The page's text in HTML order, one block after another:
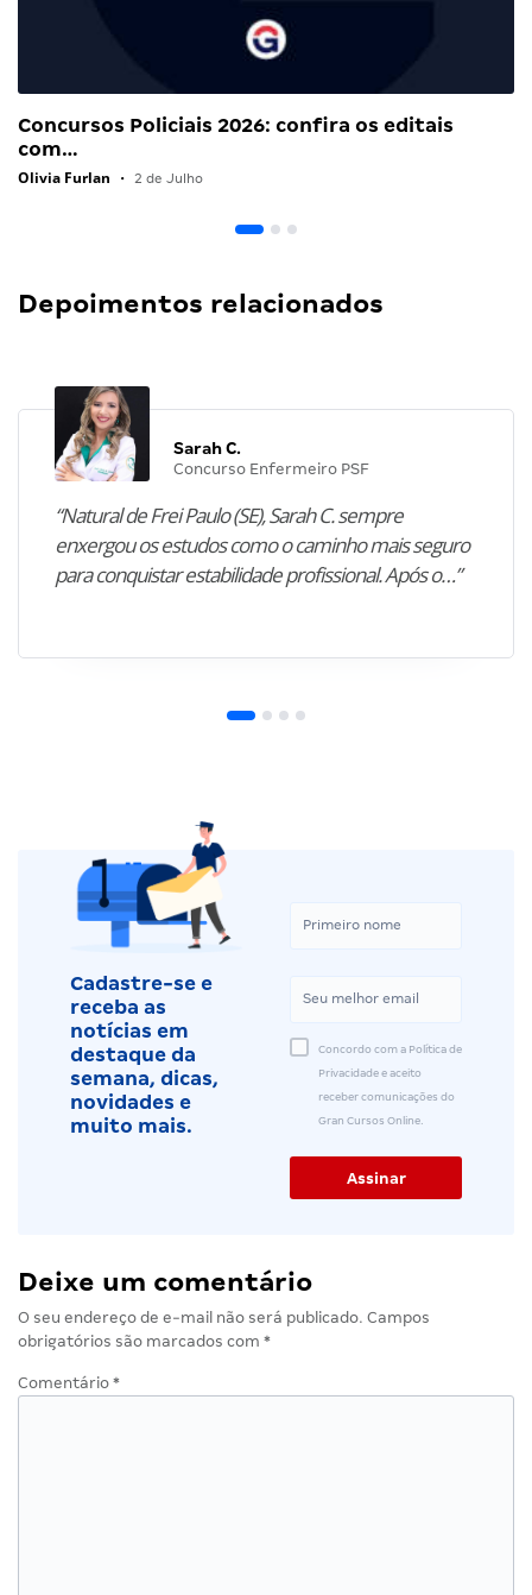
Concursos Policiais 2026: confira os editais
com…
Olivia Furlan • 2 de Julho
Depoimentos relacionados
Sarah C.
Concurso Enfermeiro PSF
“Natural de Frei Paulo (SE), Sarah C. sempre
enxergou os estudos como o caminho mais seguro
para conquistar estabilidade profissional. Após o…”
Cadastre-se e
receba as
notícias em
destaque da
semana, dicas,
novidades e
muito mais.
Concordo com a Política de
Privacidade e aceito
receber comunicações do
Gran Cursos Online.
Deixe um comentário
O seu endereço de e-mail não será publicado. Campos
obrigatórios são marcados com *
Comentário *